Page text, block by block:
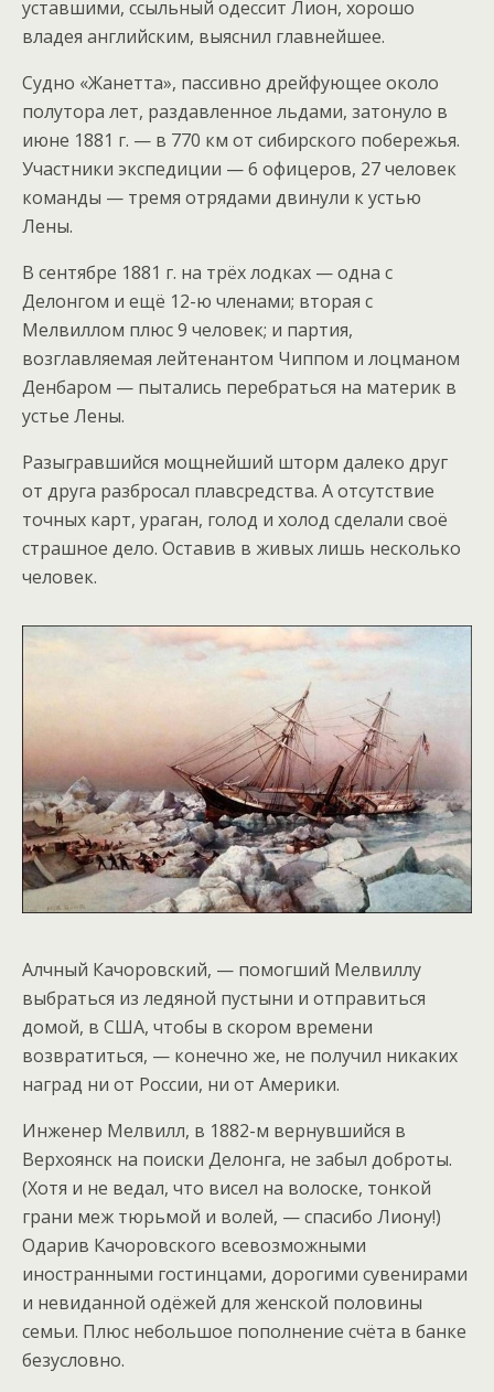
уставшими, ссыльный одессит Лион, хорошо
владея английским, выяснил главнейшее.
Судно «Жанетта», пассивно дрейфующее около
полутора лет, раздавленное льдами, затонуло в
июне 1881 г. — в 770 км от сибирского побережья.
Участники экспедиции — 6 офицеров, 27 человек
команды — тремя отрядами двинули к устью
Лены.
В сентябре 1881 г. на трёх лодках — одна с
Делонгом и ещё 12-ю членами; вторая с
Мелвиллом плюс 9 человек; и партия,
возглавляемая лейтенантом Чиппом и лоцманом
Денбаром — пытались перебраться на материк в
устье Лены.
Разыгравшийся мощнейший шторм далеко друг
от друга разбросал плавсредства. А отсутствие
точных карт, ураган, голод и холод сделали своё
страшное дело. Оставив в живых лишь несколько
человек.
Алчный Качоровский, — помогший Мелвиллу
выбраться из ледяной пустыни и отправиться
домой, в США, чтобы в скором времени
возвратиться, — конечно же, не получил никаких
наград ни от России, ни от Америки.
Инженер Мелвилл, в 1882-м вернувшийся в
Верхоянск на поиски Делонга, не забыл доброты.
(Хотя и не ведал, что висел на волоске, тонкой
грани меж тюрьмой и волей, — спасибо Лиону!)
Одарив Качоровского всевозможными
иностранными гостинцами, дорогими сувенирами
и невиданной одёжей для женской половины
семьи. Плюс небольшое пополнение счёта в банке
безусловно.